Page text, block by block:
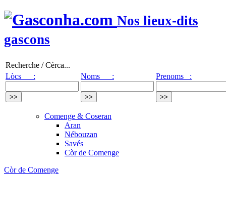
Nos lieux-dits
gascons
Recherche / Cèrca...
Lòcs :
Noms : Prenoms :
Comenge & Coseran
Aran
Nébouzan
Savés
Còr de Comenge
Còr de Comenge